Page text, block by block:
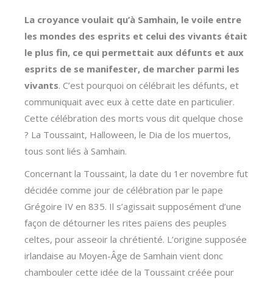
La croyance voulait qu’à Samhain, le voile entre
les mondes des esprits et celui des vivants était
le plus fin, ce qui permettait aux défunts et aux
esprits de se manifester, de marcher parmi les
vivants. C’est pourquoi on célébrait les défunts, et
communiquait avec eux à cette date en particulier.
Cette célébration des morts vous dit quelque chose
? La Toussaint, Halloween, le Dia de los muertos,
tous sont liés à Samhain.
Concernant la Toussaint, la date du 1er novembre fut
décidée comme jour de célébration par le pape
Grégoire IV en 835. Il s’agissait supposément d’une
façon de détourner les rites païens des peuples
celtes, pour asseoir la chrétienté. L’origine supposée
irlandaise au Moyen-Âge de Samhain vient donc
chambouler cette idée de la Toussaint créée pour